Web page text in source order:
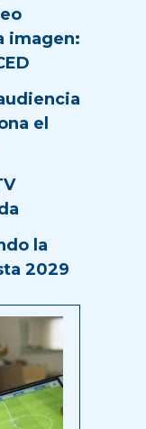
imagen:
el
la
2029